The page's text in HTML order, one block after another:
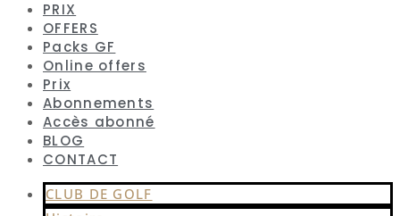
PRIX
OFFERS
Packs GF
Online offers
Prix
Abonnements
Accès abonné
BLOG
CONTACT
CLUB DE GOLF